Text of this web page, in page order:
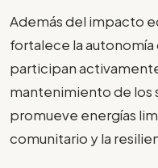
Además del impacto
fortalece la autonomía
participan
mantenimiento de los
promueve energías
comunitario y la